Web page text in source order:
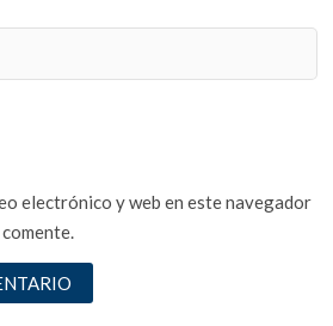
electrónico y web en este navegador